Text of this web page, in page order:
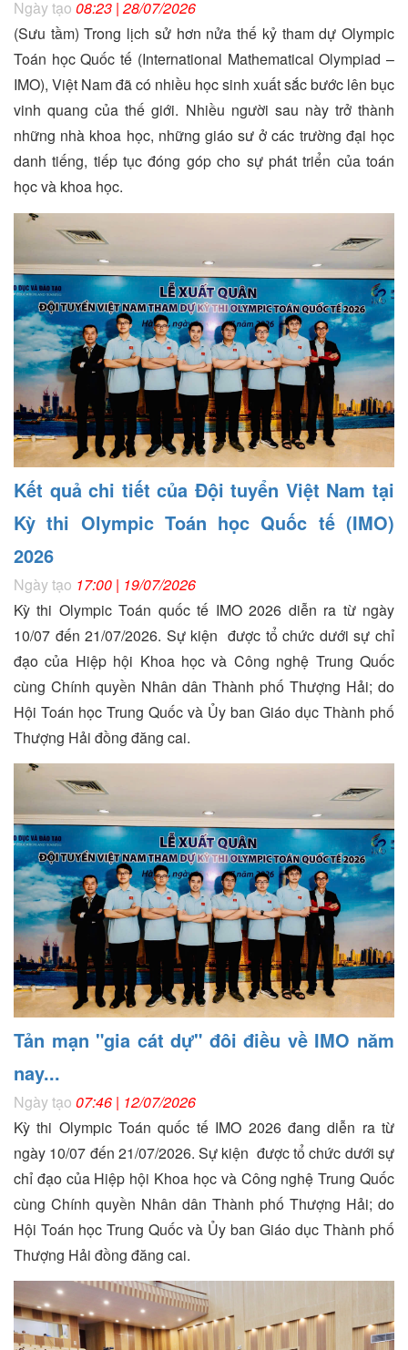
Ngày tạo 08:23 | 28/07/2026
(Sưu tầm) Trong lịch sử hơn nửa thế kỷ tham dự Olympic
Toán học Quốc tế (International Mathematical Olympiad –
IMO), Việt Nam đã có nhiều học sinh xuất sắc bước lên bục
vinh quang của thế giới. Nhiều người sau này trở thành
những nhà khoa học, những giáo sư ở các trường đại học
danh tiếng, tiếp tục đóng góp cho sự phát triển của toán
học và khoa học.
Kết quả chi tiết của Đội tuyển Việt Nam tại
Kỳ thi Olympic Toán học Quốc tế (IMO)
2026
Ngày tạo 17:00 | 19/07/2026
Kỳ thi Olympic Toán quốc tế IMO 2026 diễn ra từ ngày
10/07 đến 21/07/2026. Sự kiện được tổ chức dưới sự chỉ
đạo của Hiệp hội Khoa học và Công nghệ Trung Quốc
cùng Chính quyền Nhân dân Thành phố Thượng Hải; do
Hội Toán học Trung Quốc và Ủy ban Giáo dục Thành phố
Thượng Hải đồng đăng cai.
Tản mạn "gia cát dự" đôi điều về IMO năm
nay...
Ngày tạo 07:46 | 12/07/2026
Kỳ thi Olympic Toán quốc tế IMO 2026 đang diễn ra từ
ngày 10/07 đến 21/07/2026. Sự kiện được tổ chức dưới sự
chỉ đạo của Hiệp hội Khoa học và Công nghệ Trung Quốc
cùng Chính quyền Nhân dân Thành phố Thượng Hải; do
Hội Toán học Trung Quốc và Ủy ban Giáo dục Thành phố
Thượng Hải đồng đăng cai.